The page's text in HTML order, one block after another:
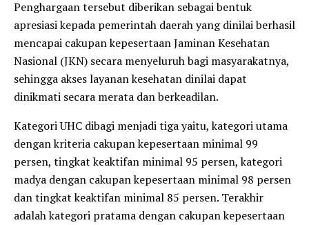
Penghargaan tersebut diberikan sebagai bentuk
apresiasi kepada pemerintah daerah yang dinilai berhasil
mencapai cakupan kepesertaan Jaminan Kesehatan
Nasional (JKN) secara menyeluruh bagi masyarakatnya,
sehingga akses layanan kesehatan dinilai dapat
dinikmati secara merata dan berkeadilan.
Kategori UHC dibagi menjadi tiga yaitu, kategori utama
dengan kriteria cakupan kepesertaan minimal 99
persen, tingkat keaktifan minimal 95 persen, kategori
madya dengan cakupan kepesertaan minimal 98 persen
dan tingkat keaktifan minimal 85 persen. Terakhir
adalah kategori pratama dengan cakupan kepesertaan